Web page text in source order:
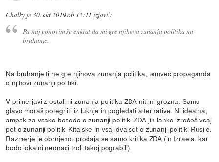
Chalky je30. okt 2019 ob 12:11 izjavil:
Pa naj ponovim še enkrat da mi gre njihova zunanja politika na
bruhanje.
Na bruhanje ti ne gre njihova zunanja politika, temveč propaganda
o njihovi zunanji politiki.
V primerjavi z ostalimi zunanja politika ZDA niti ni grozna. Samo
glavo moraš potegniti iz luknje in pogledati alternative. Ni idealna,
ampak za vsako besedo o zunanji politiki ZDA jih lahko izrečeš vsaj
pet o zunanji politiki Kitajske in vsaj dvajset o zunanji politiki Rusije.
Razmerje je obrnjeno, prodaja se samo kritika ZDA (in Izraela, kar
bodo lokalni neonaci troli takoj pograbili).